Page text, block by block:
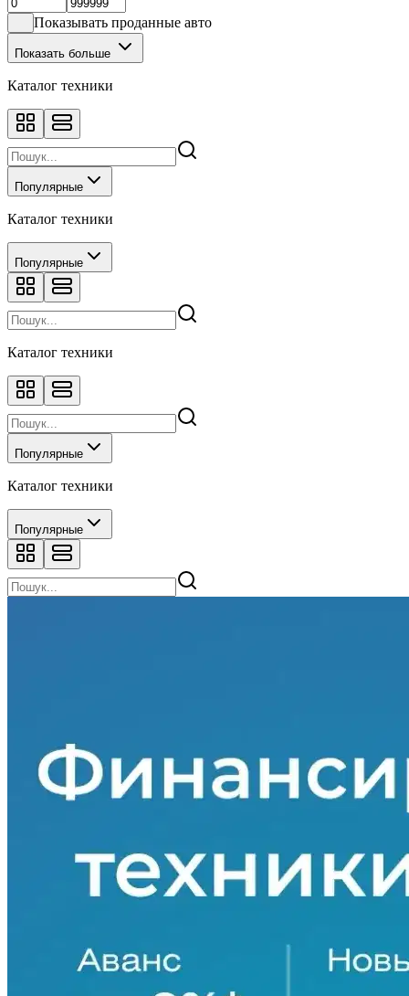
Показывать проданные авто
Показать больше
Каталог техники
Популярные
Каталог техники
Популярные
Каталог техники
Популярные
Каталог техники
Популярные